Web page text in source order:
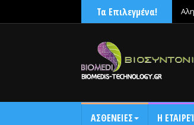
Τα Επιλεγμένα!
ΑΣΘΕΝΕΙΕΣ Η